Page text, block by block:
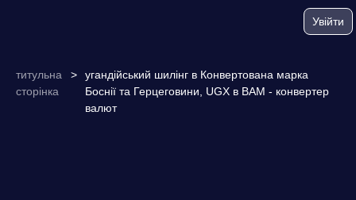
Увійти
титульна
сторінка
>
угандійський шилінг в Конвертована марка
Боснії та Герцеговини, UGX в BAM - конвертер
валют